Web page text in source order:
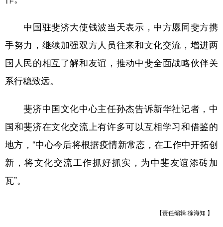
广东 广西 海南 重庆
四川 贵州 云南 西藏
陕西 甘肃 青海 宁夏
多语种频道
English Español Français عربى
中国驻斐济大使钱波当天表示，中方愿同斐方携
手努力，继续加强双方人员往来和文化交流，增进两
国人民的相互了解和友谊，推动中斐全面战略伙伴关
系行稳致远。
斐济中国文化中心主任孙杰告诉新华社记者，中
国和斐济在文化交流上有许多可以互相学习和借鉴的
地方，“中心今后将根据疫情新常态，在工作中开拓创
新，将文化交流工作抓好抓实，为中斐友谊添砖加
瓦”。
【责任编辑:徐海知 】